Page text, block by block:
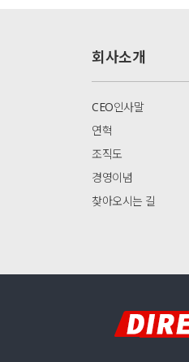
회사소개
CEO인사말
연혁
조직도
경영이념
찾아오시는 길